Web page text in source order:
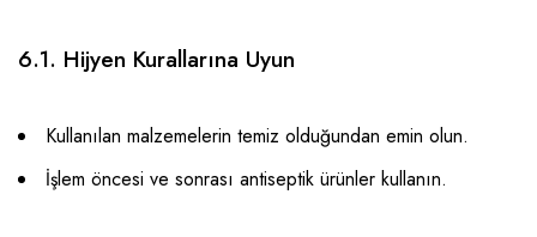
6.1. Hijyen Kurallarına Uyun
Kullanılan malzemelerin temiz olduğundan emin olun.
İşlem öncesi ve sonrası antiseptik ürünler kullanın.